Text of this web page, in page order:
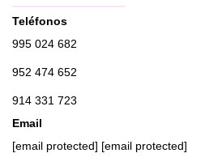
Teléfonos
995 024 682
952 474 652
914 331 723
Email
[email protected] [email protected]